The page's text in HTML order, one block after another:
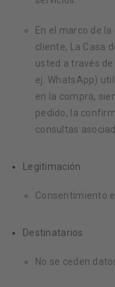
En el marco de
cliente, La Casa
usted a través
ej. WhatsApp)
en la compra,
pedido, la
consultas
Legitimación
Consentimiento
Destinatarios
No se ceden